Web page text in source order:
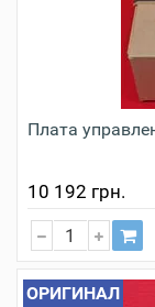
Плата
10 192 грн.
ОРИГИНАЛ